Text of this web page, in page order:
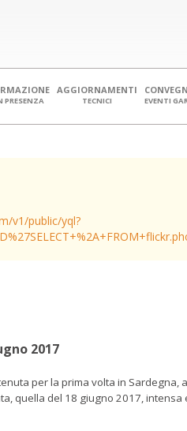
PRESENZA
AGGIORNAMENTI
TECNICI EVENTI
v1/public/yql?
2017
per la prima volta in
quella del 18 giugno 2017,